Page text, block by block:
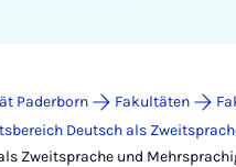
Paderborn Fakultäten
Deutsch als
Zweitsprache und